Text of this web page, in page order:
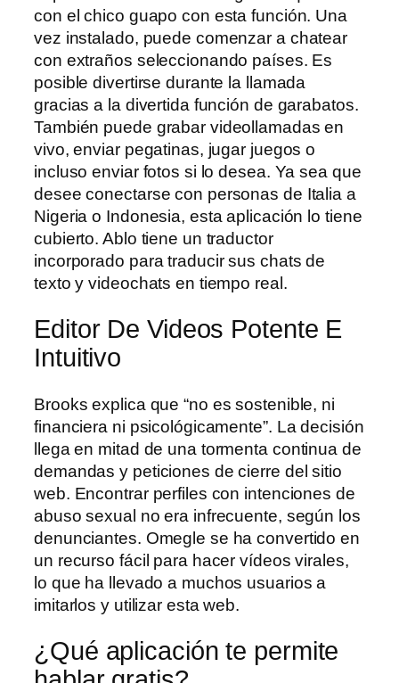
con el chico guapo con esta función. Una
vez instalado, puede comenzar a chatear
con extraños seleccionando países. Es
posible divertirse durante la llamada
gracias a la divertida función de garabatos.
También puede grabar videollamadas en
vivo, enviar pegatinas, jugar juegos o
incluso enviar fotos si lo desea. Ya sea que
desee conectarse con personas de Italia a
Nigeria o Indonesia, esta aplicación lo tiene
cubierto. Ablo tiene un traductor
incorporado para traducir sus chats de
texto y videochats en tiempo real.
Editor De Videos Potente E
Intuitivo
Brooks explica que “no es sostenible, ni
financiera ni psicológicamente”. La decisión
llega en mitad de una tormenta continua de
demandas y peticiones de cierre del sitio
web. Encontrar perfiles con intenciones de
abuso sexual no era infrecuente, según los
denunciantes. Omegle se ha convertido en
un recurso fácil para hacer vídeos virales,
lo que ha llevado a muchos usuarios a
imitarlos y utilizar esta web.
¿Qué aplicación te permite